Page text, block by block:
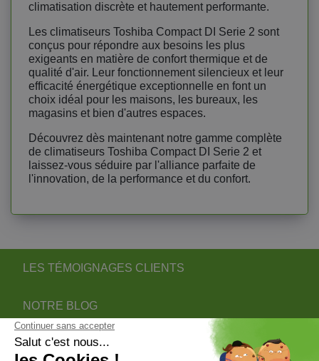
climatisation discrète et hautement performante.
Les climatiseurs Toshiba Compact DI Serie 2 sont
conçus pour répondre aux besoins les plus
exigeants en matière de confort thermique et de
qualité d'air. Leur fonctionnement silencieux et leur
efficacité énergétique exceptionnelle en font un
choix idéal pour les maisons, les bureaux, les
magasins et bien d'autres espaces.
Découvrez dès maintenant notre gamme complète
de climatiseurs Toshiba Compact DI Serie 2 et
laissez-vous séduire par l'alliance parfaite de
l'innovation, de la performance et du confort.
LES TÉMOIGNAGES CLIENTS
NOTRE BLOG
DEVENIR PARTENAIRE INSTALLATEUR